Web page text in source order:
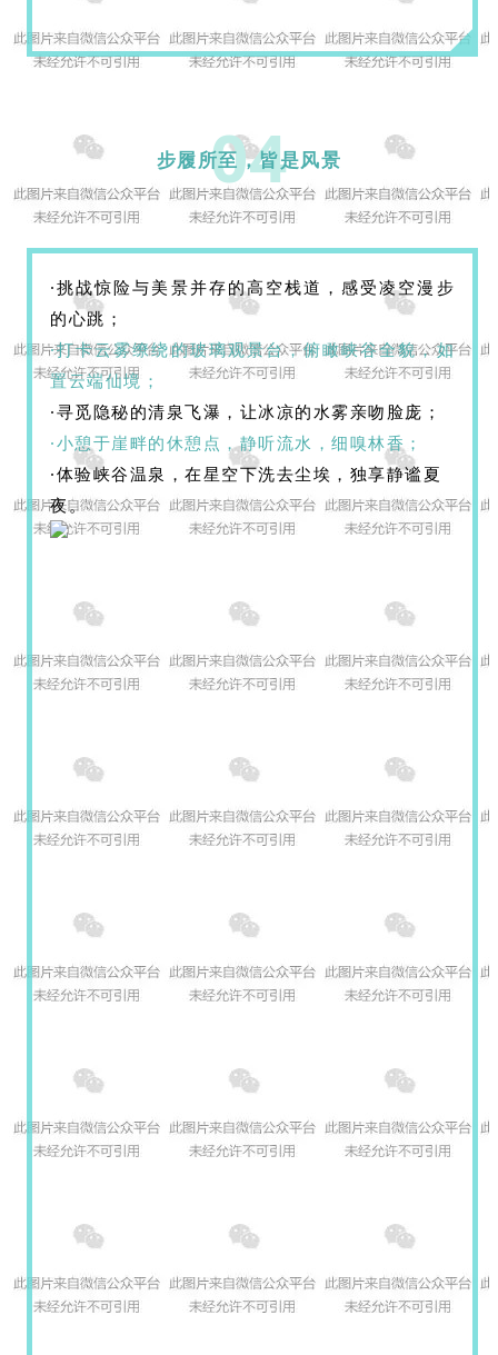
04
步履所至，皆是风景
·挑战惊险与美景并存的高空栈道，感受凌空漫步
的心跳；
·打卡云雾缭绕的玻璃观景台，俯瞰峡谷全貌，如
置云端仙境；
·寻觅隐秘的清泉飞瀑，让冰凉的水雾亲吻脸庞；
·小憩于崖畔的休憩点，静听流水，细嗅林香；
·体验峡谷温泉，在星空下洗去尘埃，独享静谧夏
夜。